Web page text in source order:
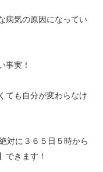
病気の原因になってい
事実！
ても自分が変わらなけ
対に３６５日５時から
できます！